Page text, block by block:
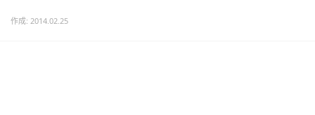
作成: 2014.02.25